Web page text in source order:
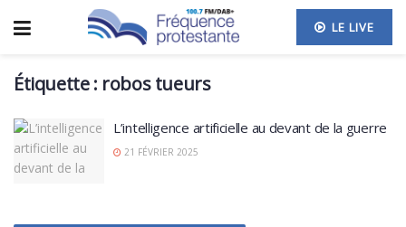
LE LIVE
Étiquette : robos tueurs
L’intelligence artificielle au devant de la guerre
21 FÉVRIER 2025